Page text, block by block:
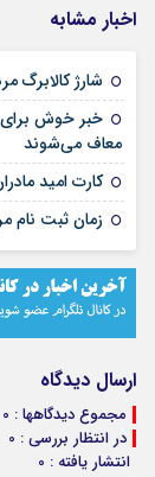
اخبار مشابه
شارژ کالابرگ
خبر خوش برای
معاف می‌شوند
کارت امید
زمان ثبت نام
ارسال دیدگاه
مجموع دیدگاهها : 0
در انتظار بررسی : 0
انتشار یافته : 0